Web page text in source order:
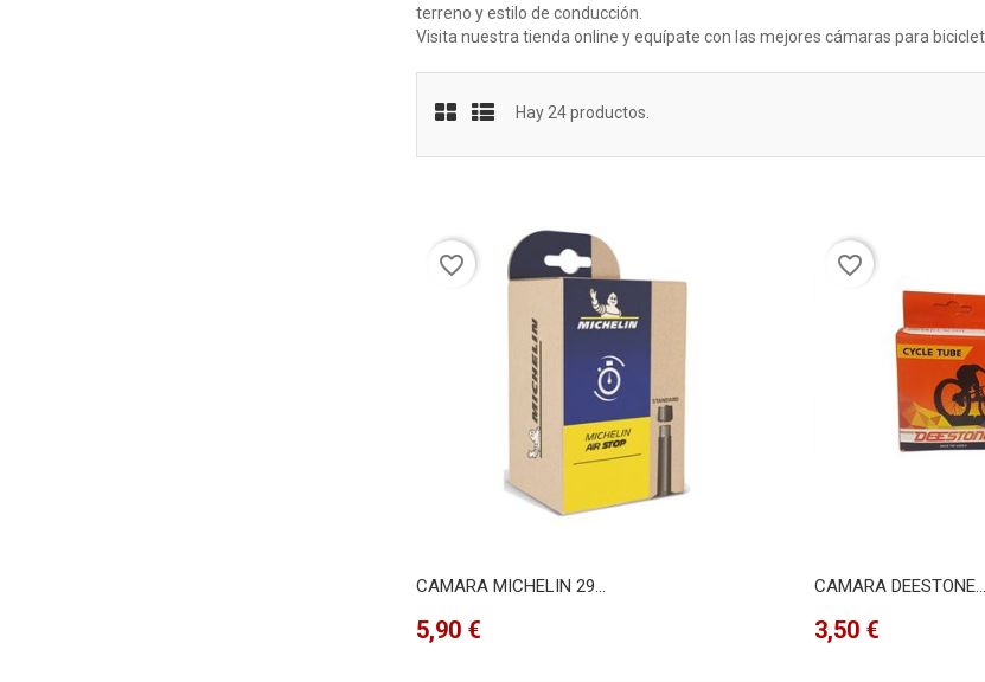
terreno y estilo de conducción.
Visita nuestra tienda online y equípate con las mejores cámaras para
Hay 24 productos.
favorite_border
CAMARA MICHELIN 29...
Precio
5,90 €
favorite_border
CAMARA DEESTONE...
Precio
3,50 €